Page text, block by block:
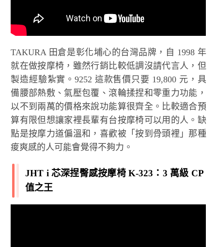
TAKURA 田倉是彰化埔心的台灣品牌，自 1998 年
就在做按摩椅，雖然行銷比較低調沒請代言人，但
製造經驗紮實。9252 這款售價只要 19,800 元，具
備腰部熱敷、氣壓包覆、滾輪揉捏和零重力功能，
以不到兩萬的價格來說功能算很齊全。比較適合預
算有限但想讓家裡長輩有台按摩椅可以用的人。缺
點是按摩力道偏溫和，喜歡被「按到骨頭裡」那種
痠爽感的人可能會覺得不夠力。
JHT i 芯深捏臀感按摩椅 K-323：3 萬級 CP
值之王